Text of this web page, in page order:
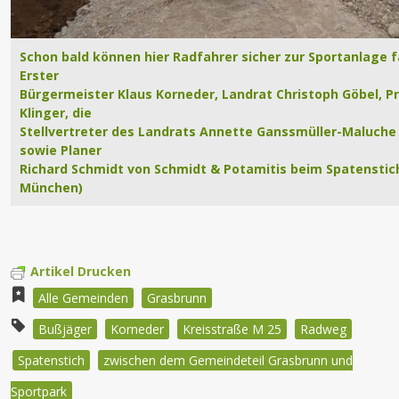
Schon bald können hier Radfahrer sicher zur Sportanlage
Erster
Bürgermeister Klaus Korneder, Landrat Christoph Göbel,
Klinger, die
Stellvertreter des Landrats Annette Ganssmüller-
sowie Planer
Richard Schmidt von Schmidt & Potamitis beim
München)
Artikel Drucken
Alle Gemeinden
Grasbrunn
Bußjäger
Korneder Kreisstraße M 25
Radweg
Spatenstich
zwischen dem Gemeindeteil Grasbrunn und
Sportpark